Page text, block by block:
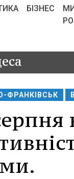
БІЗНЕС
ФРАНКІВСЬК